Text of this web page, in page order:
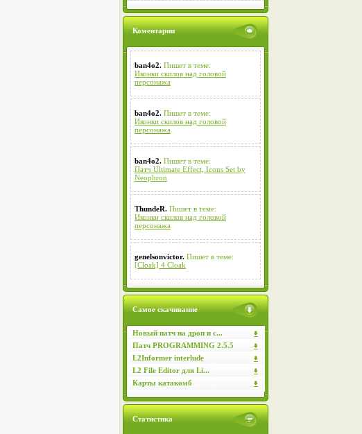
Коментарии
ban4o2. Пишет в теме:
Иконки скилов над головой
персонажа
ban4o2. Пишет в теме:
Иконки скилов над головой
персонажа
ban4o2. Пишет в теме:
Патч Ultimate Effect, Icons Set by
Neophron
ThundeR. Пишет в теме:
Иконки скилов над головой
персонажа
genelsonvictor. Пишет в теме:
[Cloak] 4 Cloak
Самое скачивание
Новый патч на дроп и с...
Патч PROGRAMMING 2.5.5
L2Informer interlude
L2 File Editor для Li...
Карты катакомб
Статистика